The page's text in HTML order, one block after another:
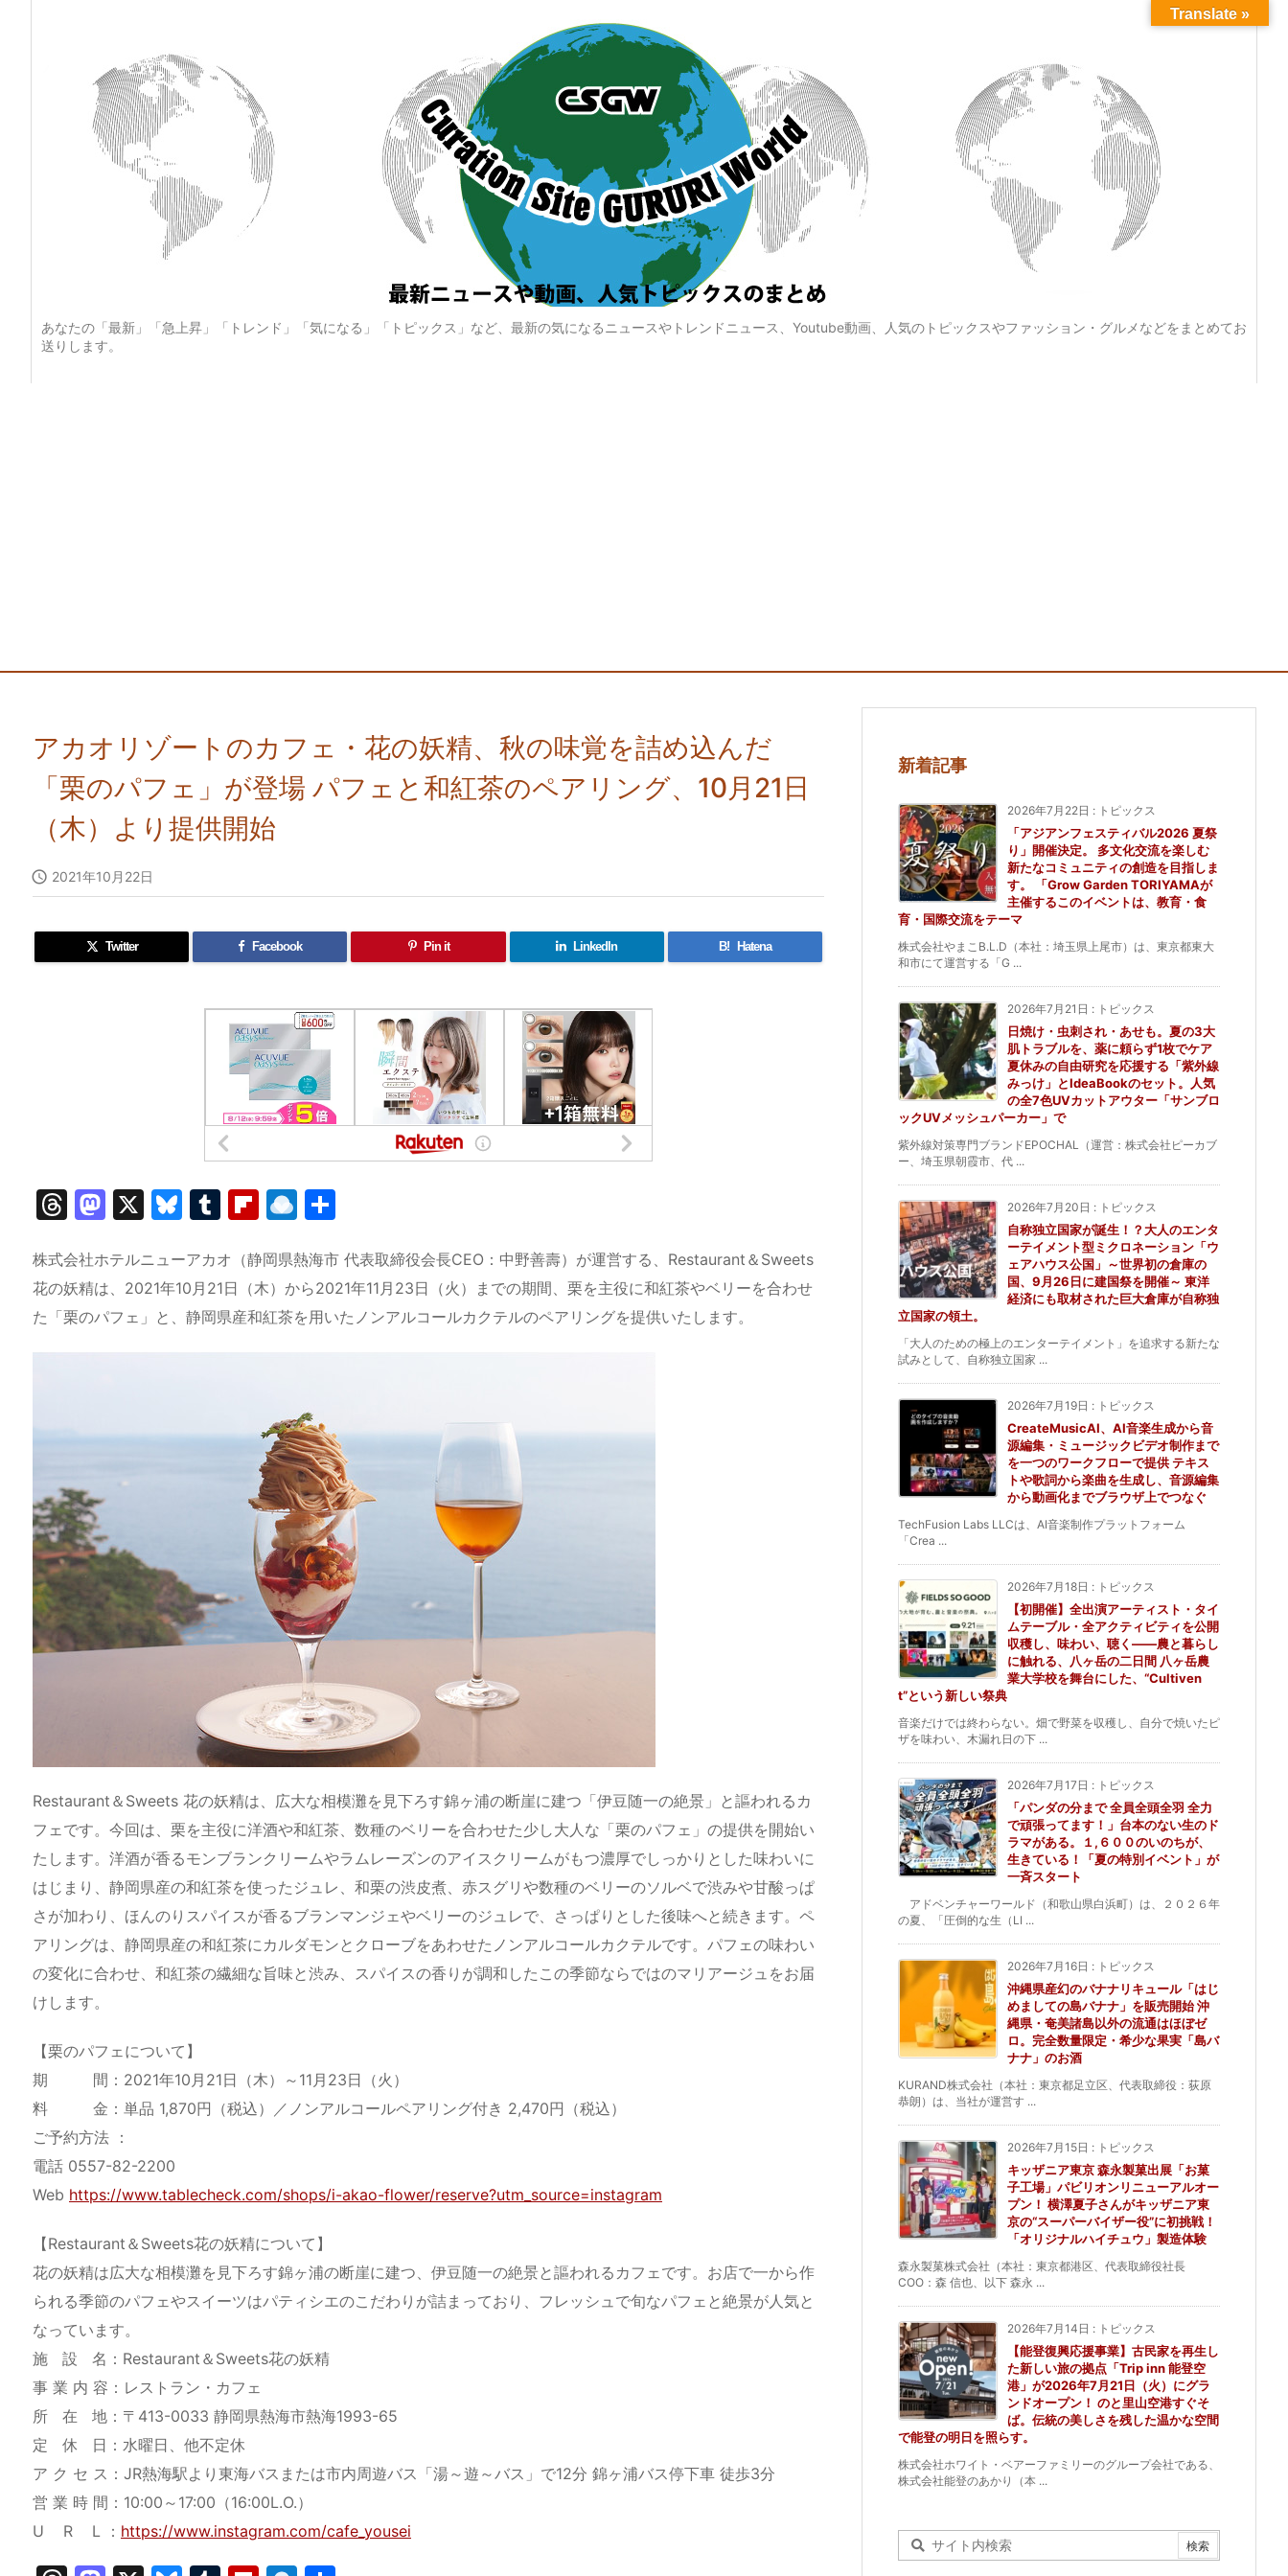
あなたの「最新」「急上昇」「トレンド」「気になる」「トピックス」など、最新の気になるニュースやトレンドニュース、Youtube動画、人気のトピックスやファッション・グルメなどをまとめてお
送りします。
アカオリゾートのカフェ・花の妖精、秋の味覚を詰め込んだ
「栗のパフェ」が登場 パフェと和紅茶のペアリング、10月21日
（木）より提供開始
 2021年10月22日
Twitter Facebook Pin it LinkedIn B! Hatena
T
e
a
d
s
M
st
o
d
o
X
Bl
e
s
k
T
m
bl
r
Fl
b
o
ar
R
n
dr
o
株式会社ホテルニューアカオ（静岡県熱海市 代表取締役会長CEO：中野善壽）が運営する、Restaurant＆Sweets
花の妖精は、2021年10月21日（木）から2021年11月23日（火）までの期間、栗を主役に和紅茶やベリーを合わせ
た「栗のパフェ」と、静岡県産和紅茶を用いたノンアルコールカクテルのペアリングを提供いたします。
Restaurant＆Sweets 花の妖精は、広大な相模灘を見下ろす錦ヶ浦の断崖に建つ「伊豆随一の絶景」と謳われるカ
フェです。今回は、栗を主役に洋酒や和紅茶、数種のベリーを合わせた少し大人な「栗のパフェ」の提供を開始い
たします。洋酒が香るモンブランクリームやラムレーズンのアイスクリームがもつ濃厚でしっかりとした味わいに
はじまり、静岡県産の和紅茶を使ったジュレ、和栗の渋皮煮、赤スグリや数種のベリーのソルベで渋みや甘酸っぱ
さが加わり、ほんのりスパイスが香るブランマンジェやベリーのジュレで、さっぱりとした後味へと続きます。ペ
アリングは、静岡県産の和紅茶にカルダモンとクローブをあわせたノンアルコールカクテルです。パフェの味わい
の変化に合わせ、和紅茶の繊細な旨味と渋み、スパイスの香りが調和したこの季節ならではのマリアージュをお届
けします。
【栗のパフェについて】
期 間：2021年10月21日（木）～11月23日（火）
料 金：単品 1,870円（税込）／ノンアルコールペアリング付き 2,470円（税込）
ご予約方法 ：
電話 0557-82-2200
Web https://www.tablecheck.com/shops/i-akao-flower/reserve?utm_source=instagram
【Restaurant＆Sweets花の妖精について】
花の妖精は広大な相模灘を見下ろす錦ヶ浦の断崖に建つ、伊豆随一の絶景と謳われるカフェです。お店で一から作
られる季節のパフェやスイーツはパティシエのこだわりが詰まっており、フレッシュで旬なパフェと絶景が人気と
なっています。
施 設 名：Restaurant＆Sweets花の妖精
事 業 内 容：レストラン・カフェ
所 在 地：〒413-0033 静岡県熱海市熱海1993-65
定 休 日：水曜日、他不定休
ア ク セ ス：JR熱海駅より東海バスまたは市内周遊バス「湯～遊～バス」で12分 錦ヶ浦バス停下車 徒歩3分
営 業 時 間：10:00～17:00（16:00L.O.）
U R L ： https://www.instagram.com/cafe_yousei
新着記事
2026年7月22日 : トピックス
「アジアンフェスティバル2026 夏祭
り」開催決定。 多文化交流を楽しむ
新たなコミュニティの創造を目指しま
す。 「Grow Garden TORIYAMAが
主催するこのイベントは、教育・食
育・国際交流をテーマ
株式会社やまこB.L.D（本社：埼玉県上尾市）は、東京都東大
和市にて運営する「G ...
2026年7月21日 : トピックス
日焼け・虫刺され・あせも。夏の3大
肌トラブルを、薬に頼らず1枚でケア
夏休みの自由研究を応援する「紫外線
みっけ」とIdeaBookのセット。人気
の全7色UVカットアウター「サンブロ
ックUVメッシュパーカー」で
紫外線対策専門ブランドEPOCHAL（運営：株式会社ピーカブ
ー、埼玉県朝霞市、代 ...
2026年7月20日 : トピックス
自称独立国家が誕生！？大人のエンタ
ーテイメント型ミクロネーション「ウ
ェアハウス公国」～世界初の倉庫の
国、9月26日に建国祭を開催～ 東洋
経済にも取材された巨大倉庫が自称独
立国家の領土。
「大人のための極上のエンターテイメント」を追求する新たな
試みとして、自称独立国家 ...
2026年7月19日 : トピックス
CreateMusicAI、AI音楽生成から音
源編集・ミュージックビデオ制作まで
を一つのワークフローで提供 テキス
トや歌詞から楽曲を生成し、音源編集
から動画化までブラウザ上でつなぐ
TechFusion Labs LLCは、AI音楽制作プラットフォーム
「Crea ...
2026年7月18日 : トピックス
【初開催】全出演アーティスト・タイ
ムテーブル・全アクティビティを公開
収穫し、味わい、聴く——農と暮らし
に触れる、八ヶ岳の二日間 八ヶ岳農
業大学校を舞台にした、“Cultiven
t”という新しい祭典
音楽だけでは終わらない。畑で野菜を収穫し、自分で焼いたピ
ザを味わい、木漏れ日の下 ...
2026年7月17日 : トピックス
「パンダの分まで 全員全頭全羽 全力
で頑張ってます！」台本のない生のド
ラマがある。１,６００のいのちが、
生きている！「夏の特別イベント」が
一斉スタート
アドベンチャーワールド（和歌山県白浜町）は、２０２６年
の夏、「圧倒的な生（LI ...
2026年7月16日 : トピックス
沖縄県産幻のバナナリキュール「はじ
めましての島バナナ」を販売開始 沖
縄県・奄美諸島以外の流通はほぼゼ
ロ。完全数量限定・希少な果実「島バ
ナナ」のお酒
KURAND株式会社（本社：東京都足立区、代表取締役：荻原
恭朗）は、当社が運営す ...
2026年7月15日 : トピックス
キッザニア東京 森永製菓出展「お菓
子工場」パビリオンリニューアルオー
プン！ 横澤夏子さんがキッザニア東
京の“スーパーバイザー役”に初挑戦！
「オリジナルハイチュウ」製造体験
森永製菓株式会社（本社：東京都港区、代表取締役社長
COO：森 信也、以下 森永 ...
2026年7月14日 : トピックス
【能登復興応援事業】古民家を再生し
た新しい旅の拠点「Trip inn 能登空
港」が2026年7月21日（火）にグラ
ンドオープン！ のと里山空港すぐそ
ば。伝統の美しさを残した温かな空間
で能登の明日を照らす。
株式会社ホワイト・ベアーファミリーのグループ会社である、
株式会社能登のあかり（本 ...
Translate »